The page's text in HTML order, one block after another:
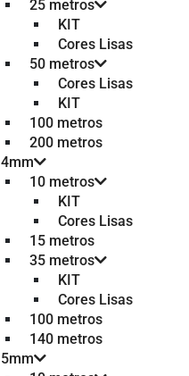
25 metros
KIT
Cores Lisas
50 metros
Cores Lisas
KIT
100 metros
200 metros
4mm
10 metros
KIT
Cores Lisas
15 metros
35 metros
KIT
Cores Lisas
100 metros
140 metros
5mm